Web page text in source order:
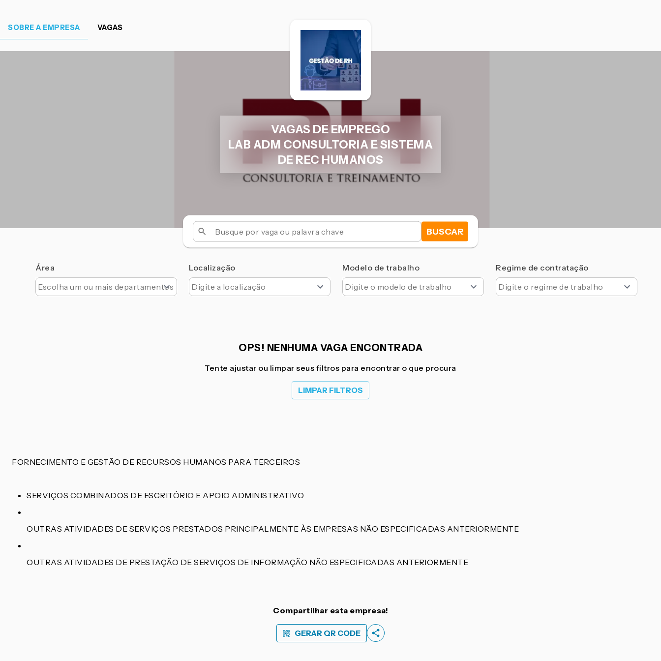
SOBRE A EMPRESA VAGAS
VAGAS DE EMPREGO
LAB ADM CONSULTORIA E SISTEMA
DE REC HUMANOS
BUSCAR
Área Localização Modelo de trabalho Regime de contratação
OPS! NENHUMA VAGA ENCONTRADA
Tente ajustar ou limpar seus filtros para encontrar o que procura
LIMPAR FILTROS
FORNECIMENTO E GESTÃO DE RECURSOS HUMANOS PARA TERCEIROS
SERVIÇOS COMBINADOS DE ESCRITÓRIO E APOIO ADMINISTRATIVO
OUTRAS ATIVIDADES DE SERVIÇOS PRESTADOS PRINCIPALMENTE ÀS EMPRESAS NÃO ESPECIFICADAS ANTERIORMENTE
OUTRAS ATIVIDADES DE PRESTAÇÃO DE SERVIÇOS DE INFORMAÇÃO NÃO ESPECIFICADAS ANTERIORMENTE
Compartilhar esta empresa!
GERAR QR CODE